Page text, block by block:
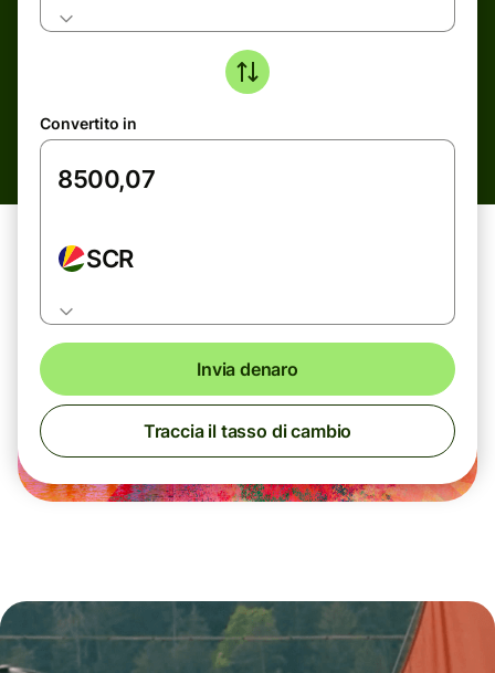
Convertito in
SCR
Invia denaro
Traccia il tasso di cambio